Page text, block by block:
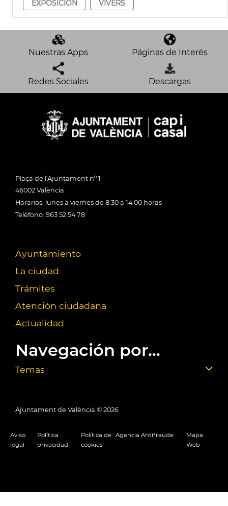
EXPOSICIÓN
VIVERS
Nuestras Apps Páginas de Interés
Redes Sociales Descargas
Plaça de l'Ajuntament nº 1
46002 València
Horarios: lunes a viernes de 8:30 a 14:00 horas
Teléfono: 963 52 54 78
Ayuntamiento
La ciudad
Trámites
Atención ciudadana
Actualidad
Navegación por...
Temas
Ajuntament de València © 2026
Aviso
legal
Política
privacidad
Política de
cookies
Agencia Antifraude
Mapa
Web